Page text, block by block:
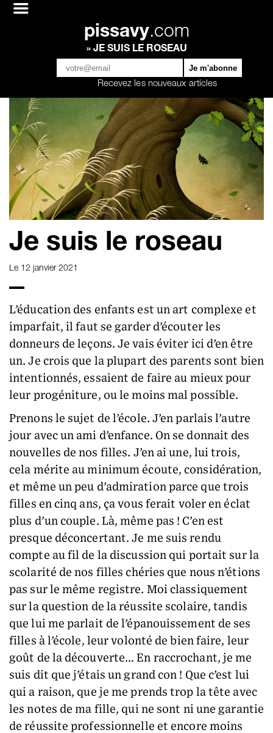
pissavy.com
» JE SUIS LE ROSEAU
Recevez les nouveaux articles
Je suis le roseau
Le 12 janvier 2021
L’éducation des enfants est un art complexe et
imparfait, il faut se garder d’écouter les
donneurs de leçons. Je vais éviter ici d’en être
un. Je crois que la plupart des parents sont bien
intentionnés, essaient de faire au mieux pour
leur progéniture, ou le moins mal possible.
Prenons le sujet de l’école. J’en parlais l’autre
jour avec un ami d’enfance. On se donnait des
nouvelles de nos filles. J’en ai une, lui trois,
cela mérite au minimum écoute, considération,
et même un peu d’admiration parce que trois
filles en cinq ans, ça vous ferait voler en éclat
plus d’un couple. Là, même pas ! C’en est
presque déconcertant. Je me suis rendu
compte au fil de la discussion qui portait sur la
scolarité de nos filles chéries que nous n’étions
pas sur le même registre. Moi classiquement
sur la question de la réussite scolaire, tandis
que lui me parlait de l’épanouissement de ses
filles à l’école, leur volonté de bien faire, leur
goût de la découverte… En raccrochant, je me
suis dit que j’étais un grand con ! Que c’est lui
qui a raison, que je me prends trop la tête avec
les notes de ma fille, qui ne sont ni une garantie
de réussite professionnelle et encore moins